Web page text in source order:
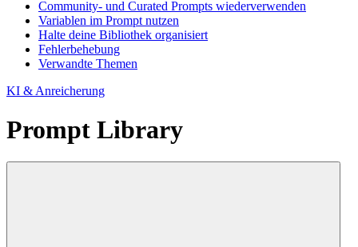
Community- und Curated Prompts wiederverwenden
Variablen im Prompt nutzen
Halte deine Bibliothek organisiert
Fehlerbehebung
Verwandte Themen
KI & Anreicherung
Prompt Library